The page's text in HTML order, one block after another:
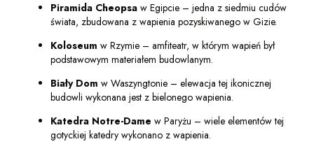
Piramida Cheopsa w Egipcie – jedna z siedmiu cudów
świata, zbudowana z wapienia pozyskiwanego w Gizie.
Koloseum w Rzymie – amfiteatr, w którym wapień był
podstawowym materiałem budowlanym.
Biały Dom w Waszyngtonie – elewacja tej ikonicznej
budowli wykonana jest z bielonego wapienia.
Katedra Notre-Dame w Paryżu – wiele elementów tej
gotyckiej katedry wykonano z wapienia.